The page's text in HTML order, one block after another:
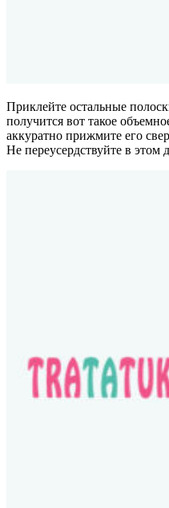
Приклейте остальные
получится вот такое
аккуратно прижмите его
Не переусердствуйте в